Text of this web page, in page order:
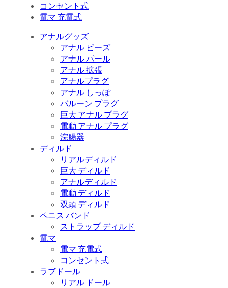
コンセント式
電マ 充電式
アナルグッズ
アナル ビーズ
アナル パール
アナル 拡張
アナルプラグ
アナル しっぽ
バルーン プラグ
巨大 アナル プラグ
電動 アナル プラグ
浣腸器
ディルド
リアルディルド
巨大 ディルド
アナルディルド
電動 ディルド
双頭 ディルド
ペニス バンド
ストラップ ディルド
電マ
電マ 充電式
コンセント式
ラブドール
リアル ドール